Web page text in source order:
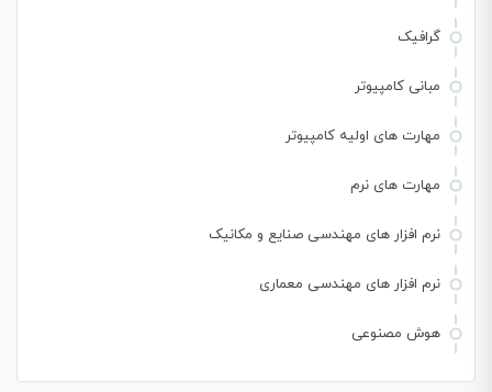
گرافیک
مبانی کامپیوتر
مهارت های اولیه کامپیوتر
مهارت های نرم
نرم افزار های مهندسی صنایع و مکانیک
نرم افزار های مهندسی معماری
هوش مصنوعی